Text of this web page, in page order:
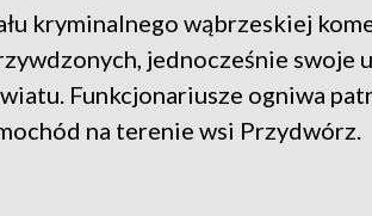
kryminalnego wąbrzeskiej
jednocześnie swoje
Funkcjonariusze ogniwa
na terenie wsi Przydwórz.